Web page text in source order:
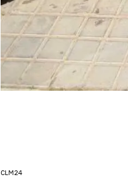
CLM24